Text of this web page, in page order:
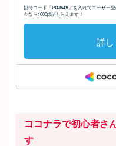
ココナラで初心者さ
す